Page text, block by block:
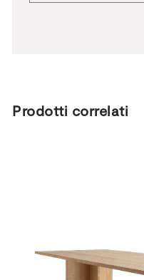
Prodotti correlati